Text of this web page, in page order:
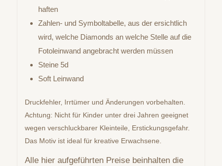
haften
Zahlen- und Symboltabelle, aus der ersichtlich
wird, welche Diamonds an welche Stelle auf die
Fotoleinwand angebracht werden müssen
Steine 5d
Soft Leinwand
Druckfehler, Irrtümer und Änderungen vorbehalten.
Achtung: Nicht für Kinder unter drei Jahren geeignet
wegen verschluckbarer Kleinteile, Erstickungsgefahr.
Das Motiv ist ideal für kreative Erwachsene.
Alle hier aufgeführten Preise beinhalten die